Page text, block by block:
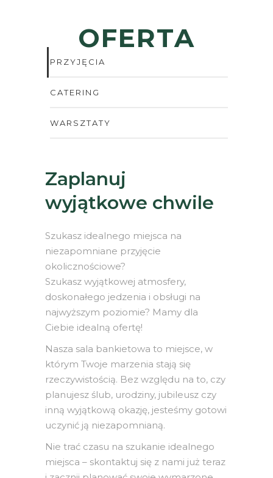
OFERTA
PRZYJĘCIA
CATERING
WARSZTATY
Zaplanuj
wyjątkowe chwile
Szukasz idealnego miejsca na
niezapomniane przyjęcie
okolicznościowe?
Szukasz wyjątkowej atmosfery,
doskonałego jedzenia i obsługi na
najwyższym poziomie? Mamy dla
Ciebie idealną ofertę!
Nasza sala bankietowa to miejsce, w
którym Twoje marzenia stają się
rzeczywistością. Bez względu na to, czy
planujesz ślub, urodziny, jubileusz czy
inną wyjątkową okazję, jesteśmy gotowi
uczynić ją niezapomnianą.
Nie trać czasu na szukanie idealnego
miejsca – skontaktuj się z nami już teraz